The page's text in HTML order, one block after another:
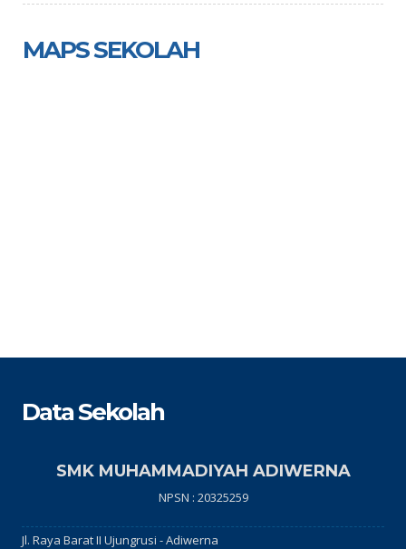
MAPS SEKOLAH
Data Sekolah
SMK MUHAMMADIYAH ADIWERNA
NPSN : 20325259
Jl. Raya Barat II Ujungrusi - Adiwerna